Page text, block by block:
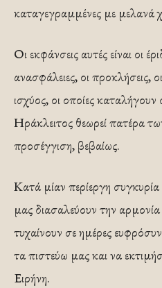
καταγεγραμμένες με μελανά
Οι εκφάνσεις αυτές είναι οι
ανασφάλειες, οι προκλήσεις,
ισχύος, οι οποίες
Ηράκλειτος θεωρεί πατέρα
προσέγγιση, βεβαίως.
Κατά μίαν περίεργη
μας διασαλεύουν την
τυχαίνουν σε ημέρες
τα πιστεύω μας και να
Ειρήνη.